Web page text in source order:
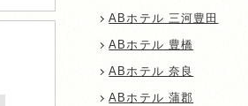
ABホテル 三河豊田
ABホテル 豊橋
ABホテル 奈良
ABホテル 蒲郡